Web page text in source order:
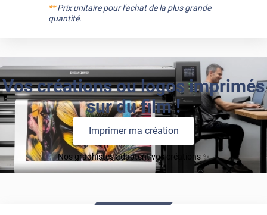
**Prix unitaire pour l'achat de la plus grande
quantité.
Vos créations ou logos imprimés
sur du film !
Imprimer ma création
Nos graphistes adaptent vos créations ✨